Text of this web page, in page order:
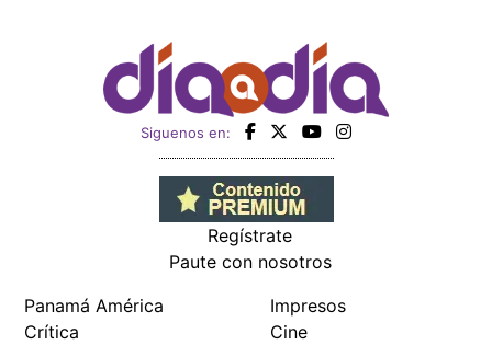
Siguenos en:
Regístrate
Paute con nosotros
Panamá América
Crítica
Impresos
Cine